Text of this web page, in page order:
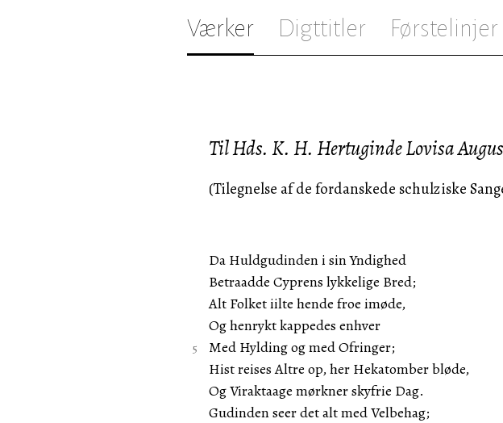
Værker Digttitler Førstelinjer
Til Hds. K. H. Hertuginde Lovisa
(Tilegnelse af de fordanskede schulziske
Da Huldgudinden i sin Yndighed
Betraadde Cyprens lykkelige Bred;
Alt Folket iilte hende froe imøde,
Og henrykt kappedes enhver
Med Hylding og med Ofringer;
Hist reises Altre op, her Hekatomber bløde,
Og Viraktaage mørkner skyfrie Dag.
Gudinden seer det alt med Velbehag;